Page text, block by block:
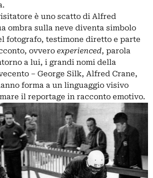
è uno scatto di Alfred
ombra sulla neve diventa simbolo
fotografo, testimone diretto e parte
ovvero experienced, parola
a lui, i grandi nomi della
– George Silk, Alfred Crane,
forma a un linguaggio visivo
il reportage in racconto emotivo.